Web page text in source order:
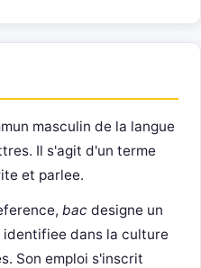
masculin de la langue
Il s'agit d'un terme
et parlee.
bac designe un
dans la culture
Son emploi s'inscrit